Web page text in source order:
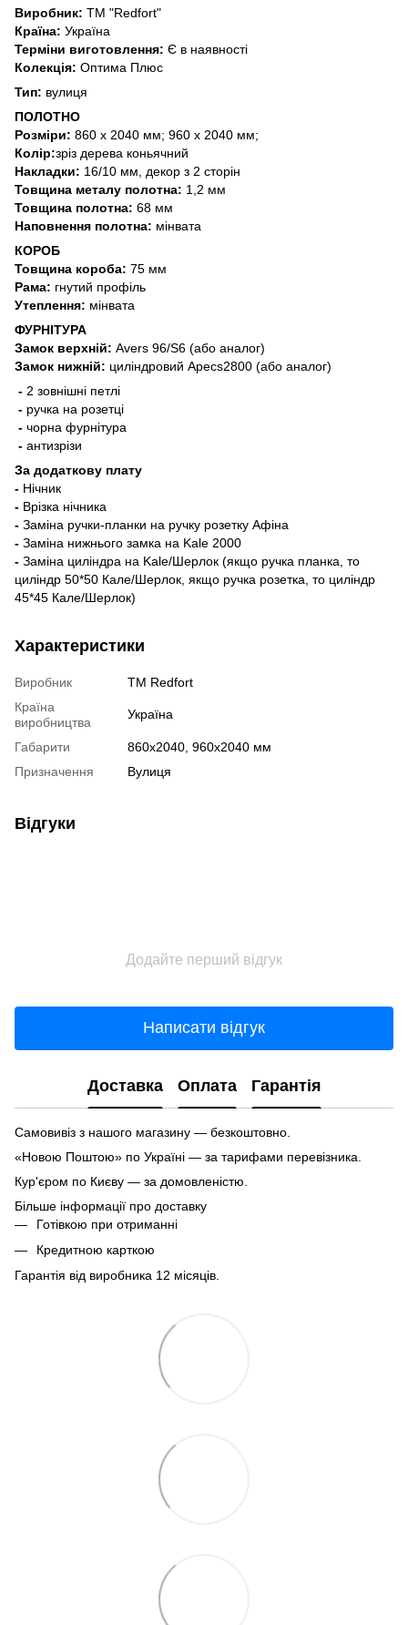
Виробник: ТМ "Redfort"
Країна: Україна
Терміни виготовлення: Є в наявності
Колекція: Оптима Плюс
Тип: вулиця
ПОЛОТНО
Розміри: 860 х 2040 мм; 960 х 2040 мм;
Колір:зріз дерева коньячний
Накладки: 16/10 мм, декор з 2 сторін
Товщина металу полотна: 1,2 мм
Товщина полотна: 68 мм
Наповнення полотна: мінвата
КОРОБ
Товщина короба: 75 мм
Рама: гнутий профіль
Утеплення: мінвата
ФУРНІТУРА
Замок верхній: Аvers 96/S6 (або аналог)
Замок нижній: циліндровий Аpecs2800 (або аналог)
- 2 зовнішні петлі
- ручка на розетці
- чорна фурнітура
- антизрізи
За додаткову плату
- Нічник
- Врізка нічника
- Заміна ручки-планки на ручку розетку Афіна
- Заміна нижнього замка на Kale 2000
- Заміна циліндра на Kale/Шерлок (якщо ручка планка, то
циліндр 50*50 Кале/Шерлок, якщо ручка розетка, то циліндр
45*45 Кале/Шерлок)
Характеристики
Виробник
TM Redfort
Країна
виробництва
Україна
Габарити
860х2040, 960х2040 мм
Призначення
Вулиця
Відгуки
Додайте перший відгук
Написати відгук
Доставка Оплата Гарантія
Самовивіз з нашого магазину — безкоштовно.
«Новою Поштою» по Україні — за тарифами перевізника.
Кур'єром по Києву — за домовленістю.
Більше інформації про доставку
Готівкою при отриманні
Кредитною карткою
Гарантія від виробника 12 місяців.